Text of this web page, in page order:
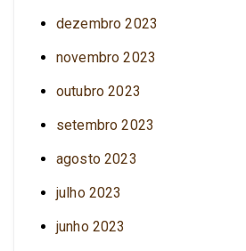
dezembro 2023
novembro 2023
outubro 2023
setembro 2023
agosto 2023
julho 2023
junho 2023